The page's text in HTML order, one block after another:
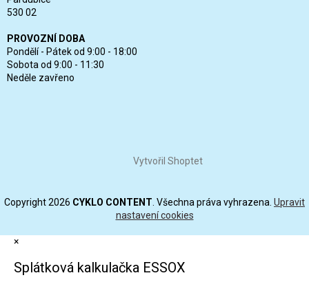
530 02
PROVOZNÍ DOBA
Pondělí - Pátek od 9:00 - 18:00
Sobota od 9:00 - 11:30
Neděle zavřeno
Vytvořil Shoptet
Copyright 2026 CYKLO CONTENT . Všechna práva vyhrazena. Upravit
nastavení cookies
×
Splátková kalkulačka ESSOX